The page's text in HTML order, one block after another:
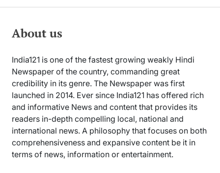
About us
India121 is one of the fastest growing weakly Hindi
Newspaper of the country, commanding great
credibility in its genre. The Newspaper was first
launched in 2014. Ever since India121 has offered rich
and informative News and content that provides its
readers in-depth compelling local, national and
international news. A philosophy that focuses on both
comprehensiveness and expansive content be it in
terms of news, information or entertainment.